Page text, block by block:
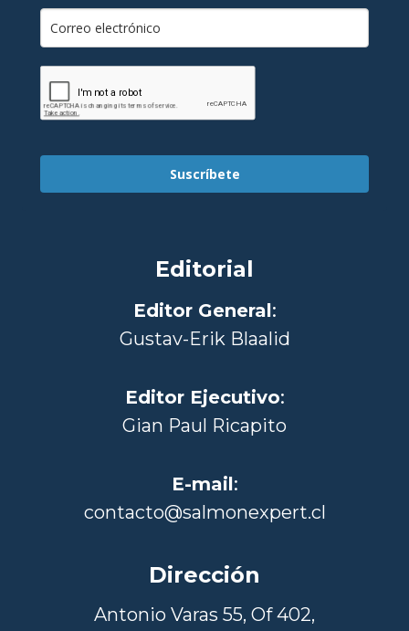
Suscríbete
Editorial
Editor General:
Gustav-Erik Blaalid
Editor Ejecutivo:
Gian Paul Ricapito
E-mail:
contacto@salmonexpert.cl
Dirección
Antonio Varas 55, Of 402,